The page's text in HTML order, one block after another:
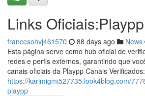
Links Oficiais:Playpp
francesohvj461570 88 days ago News
Esta página serve como hub oficial de
redes e perfis externos, garantindo que
canais oficiais da Playpp Canais
https://karimigmi527735.look4blog.com/
playpp